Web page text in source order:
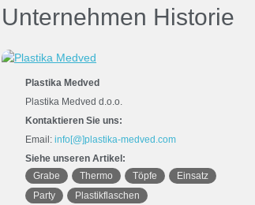
Unternehmen Historie
Plastika Medved
Plastika Medved d.o.o.
Kontaktieren Sie uns:
Email: info[@]plastika-medved.com
Siehe unseren Artikel:
Grabe
Thermo Töpfe
Einsatz
Party
Plastikflaschen